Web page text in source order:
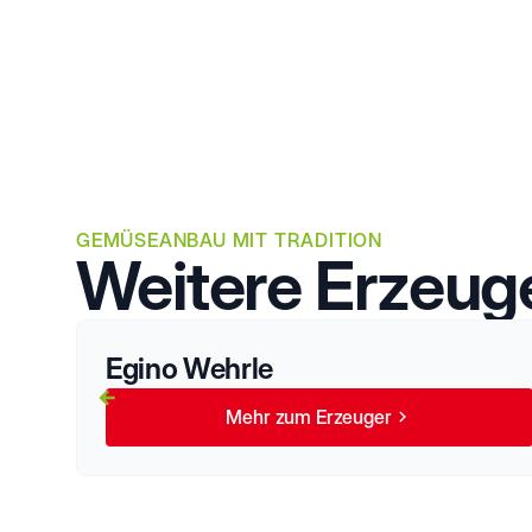
GEMÜSEANBAU MIT TRADITION
Weitere
Egino Wehrle
Mehr zum Erzeuger